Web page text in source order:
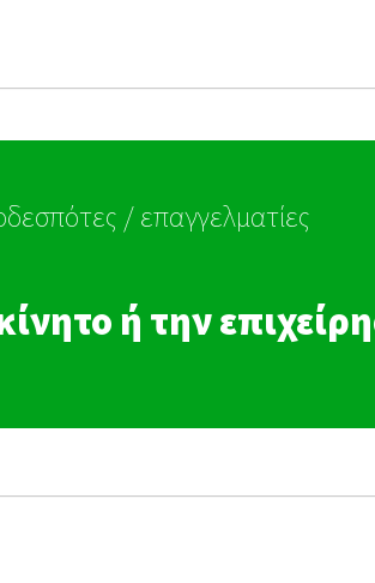
/ επαγγελματίες
ή την